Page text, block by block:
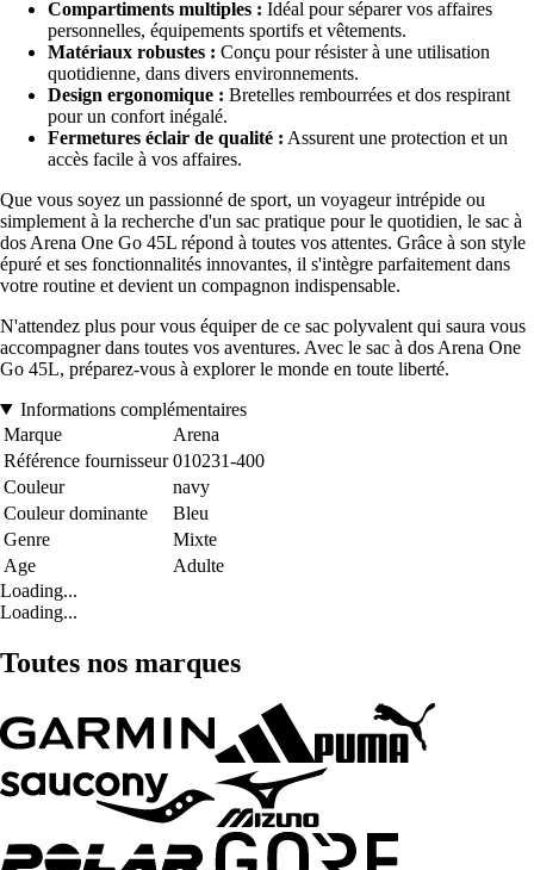
Compartiments multiples : Idéal pour séparer vos affaires
personnelles, équipements sportifs et vêtements.
Matériaux robustes : Conçu pour résister à une utilisation
quotidienne, dans divers environnements.
Design ergonomique : Bretelles rembourrées et dos respirant
pour un confort inégalé.
Fermetures éclair de qualité : Assurent une protection et un
accès facile à vos affaires.
Que vous soyez un passionné de sport, un voyageur intrépide ou
simplement à la recherche d'un sac pratique pour le quotidien, le sac à
dos Arena One Go 45L répond à toutes vos attentes. Grâce à son style
épuré et ses fonctionnalités innovantes, il s'intègre parfaitement dans
votre routine et devient un compagnon indispensable.
N'attendez plus pour vous équiper de ce sac polyvalent qui saura vous
accompagner dans toutes vos aventures. Avec le sac à dos Arena One
Go 45L, préparez-vous à explorer le monde en toute liberté.
Informations complémentaires
Marque
Arena
Référence fournisseur 010231-400
Couleur
navy
Couleur dominante
Bleu
Genre
Mixte
Age
Adulte
Loading...
Loading...
Toutes nos marques